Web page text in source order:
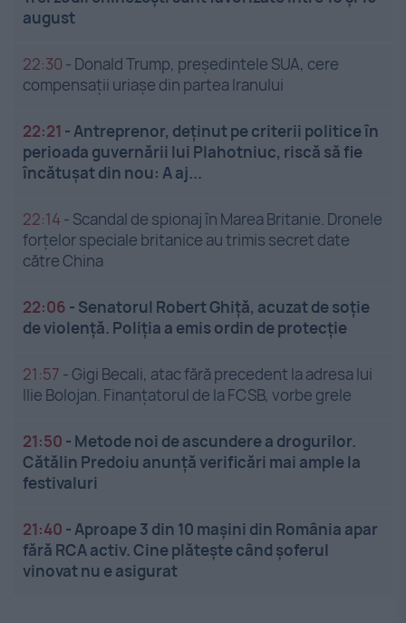
august
22:30 - Donald Trump, președintele SUA, cere
compensații uriașe din partea Iranului
22:21 -Antreprenor, deţinut pe criterii politice în
perioada guvernării lui Plahotniuc, riscă să fie
încătuşat din nou: A aj...
22:14 - Scandal de spionaj în Marea Britanie. Dronele
forțelor speciale britanice au trimis secret date
către China
22:06 - Senatorul Robert Ghiță, acuzat de soție
de violență. Poliția a emis ordin de protecție
21:57 -Gigi Becali, atac fără precedent la adresa lui
Ilie Bolojan. Finanțatorul de la FCSB, vorbe grele
21:50 - Metode noi de ascundere a drogurilor.
Cătălin Predoiu anunță verificări mai ample la
festivaluri
21:40 -Aproape 3 din 10 mașini din România apar
fără RCA activ. Cine plătește când șoferul
vinovat nu e asigurat